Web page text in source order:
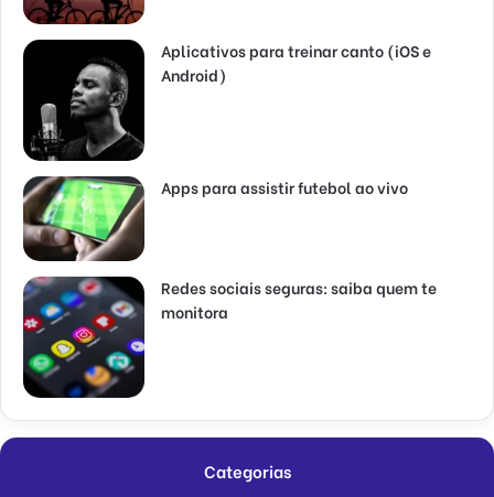
Aplicativos para treinar canto (iOS e
Android)
Apps para assistir futebol ao vivo
Redes sociais seguras: saiba quem te
monitora
Categorias